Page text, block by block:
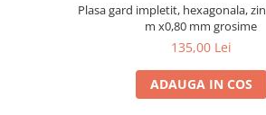
Plasa gard impletit, hexagonala,
m x0,80 mm grosime
135,00 Lei
ADAUGA IN COS